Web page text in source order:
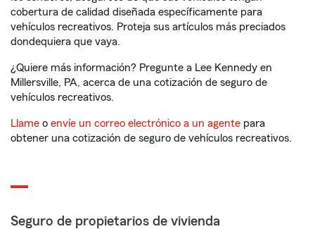
cobertura de calidad diseñada específicamente para
vehículos recreativos. Proteja sus artículos más preciados
dondequiera que vaya.
¿Quiere más información? Pregunte a Lee Kennedy en
Millersville, PA, acerca de una cotización de seguro de
vehículos recreativos.
Llame o envíe un correo electrónico a un agente para
obtener una cotización de seguro de vehículos recreativos.
Seguro de propietarios de vivienda